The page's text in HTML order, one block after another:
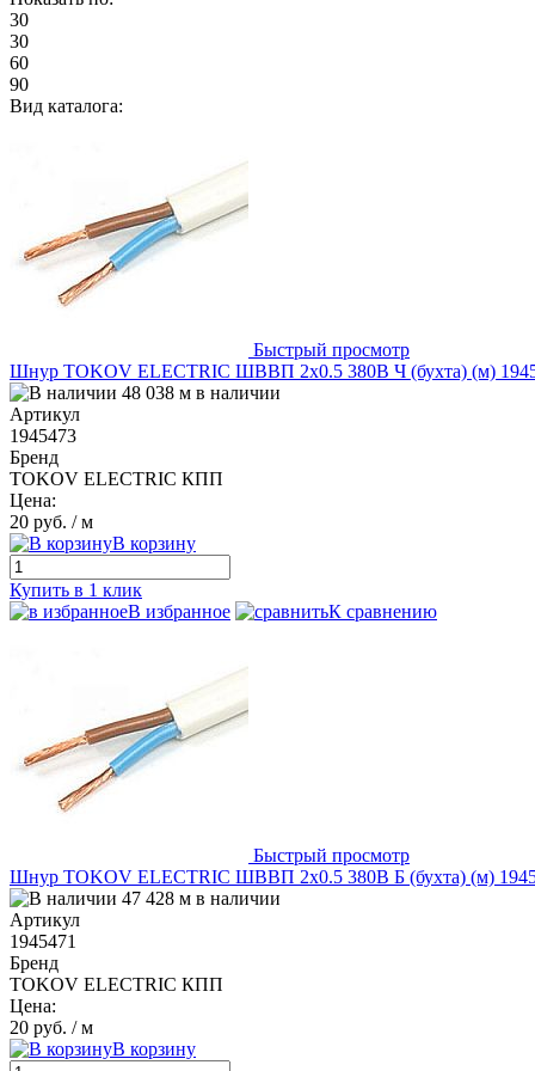
30
30
60
90
Вид каталога:
Быстрый просмотр
Шнур TOKOV ELECTRIC ШВВП 2х0.5 380В Ч (бухта) (м)
48 038 м в наличии
Артикул
1945473
Бренд
TOKOV ELECTRIC КПП
Цена:
20 руб. / м
В корзину
Купить в 1 клик
В избранное
К сравнению
Быстрый просмотр
Шнур TOKOV ELECTRIC ШВВП 2х0.5 380В Б (бухта) (м)
47 428 м в наличии
Артикул
1945471
Бренд
TOKOV ELECTRIC КПП
Цена:
20 руб. / м
В корзину